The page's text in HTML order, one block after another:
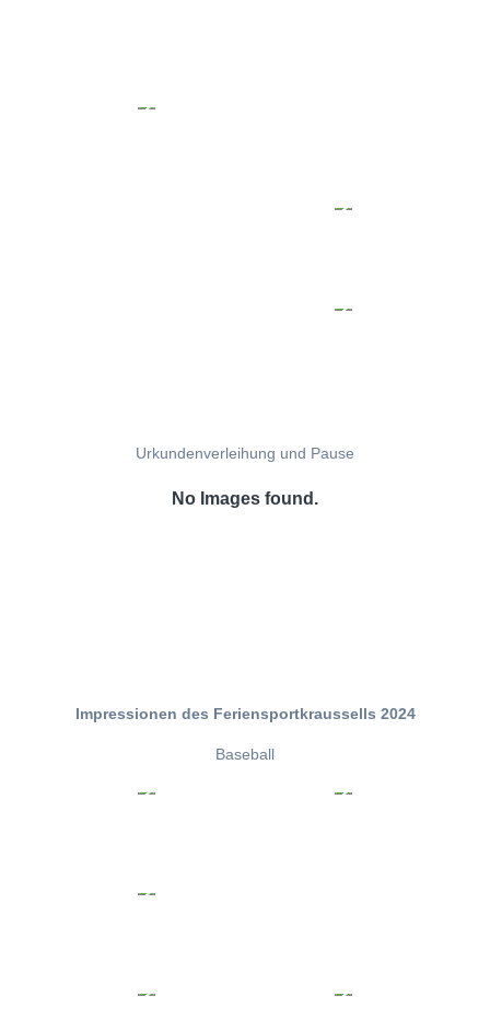
Urkundenverleihung und Pause
No Images found.
Impressionen des Feriensportkraussells 2024
Baseball